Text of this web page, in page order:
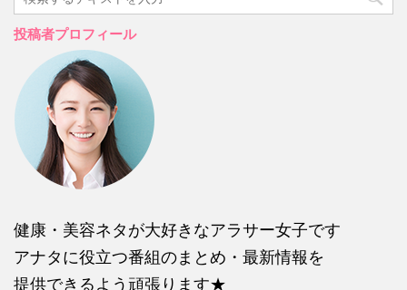
投稿者プロフィール
健康・美容ネタが大好きなアラサー女子です
アナタに役立つ番組のまとめ・最新情報を
提供できるよう頑張ります★